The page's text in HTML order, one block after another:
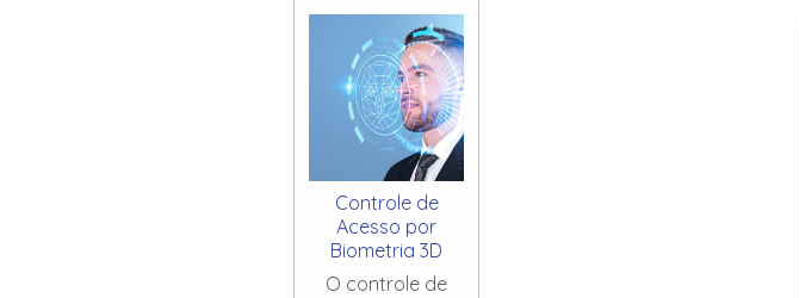
Controle de
Acesso por
Biometria 3D
O controle de